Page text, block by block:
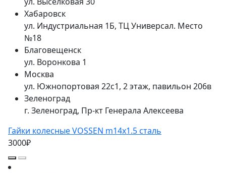
Хабаровск
ул. Индустриальная 1Б, ТЦ Универсал. Место
№18
Благовещенск
ул. Воронкова 1
Москва
ул. Южнопортовая 22с1, 2 этаж, павильон 206в
Зеленоград
г. Зеленоград, Пр-кт Генерала Алексеева
Гайки колесные VOSSEN m14x1.5 сталь
3000₽